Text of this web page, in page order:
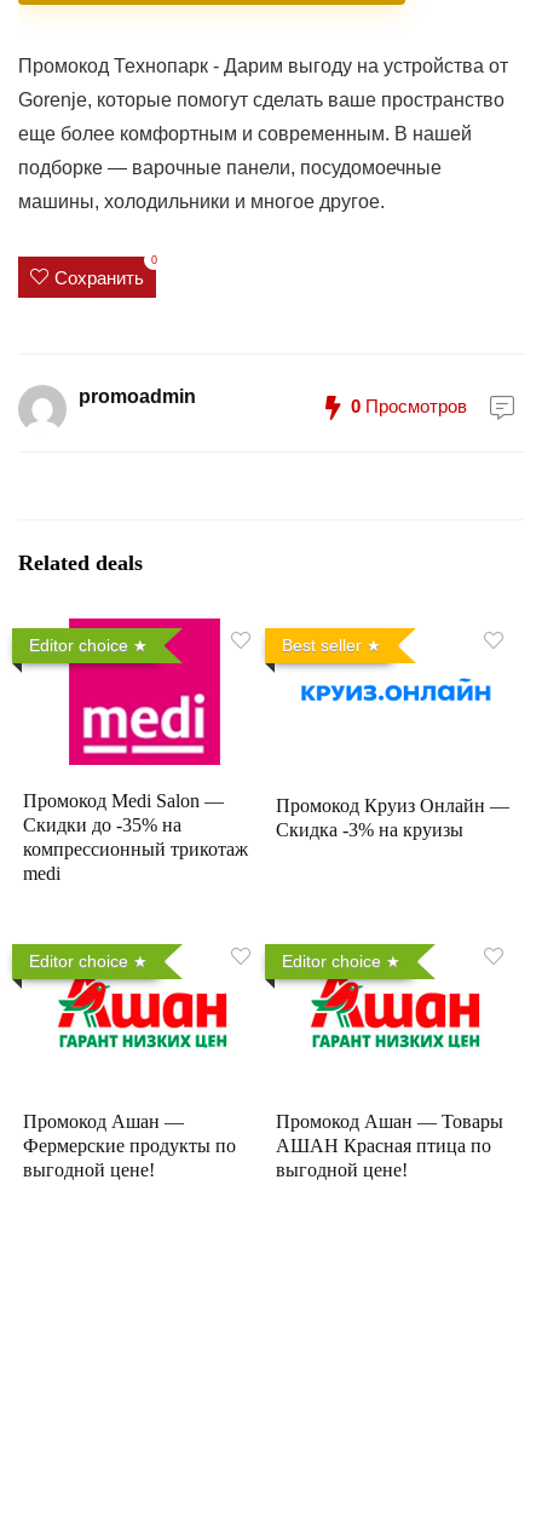
Промокод Технопарк - Дарим выгоду на устройства от
Gorenje, которые помогут сделать ваше пространство
еще более комфортным и современным. В нашей
подборке — варочные панели, посудомоечные
машины, холодильники и многое другое.
Сохранить
0
promoadmin 0 Просмотров
Related deals
Editor choice
Промокод Medi Salon —
Скидки до -35% на
компрессионный трикотаж
medi
Best seller
Промокод Круиз Онлайн —
Скидка -3% на круизы
Editor choice
Промокод Ашан —
Фермерские продукты по
выгодной цене!
Editor choice
Промокод Ашан — Товары
АШАН Красная птица по
выгодной цене!